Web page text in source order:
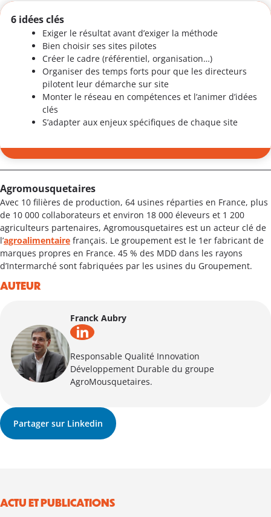
6 idées clés
Exiger le résultat avant d’exiger la méthode
Bien choisir ses sites pilotes
Créer le cadre (référentiel, organisation…)
Organiser des temps forts pour que les directeurs
pilotent leur démarche sur site
Monter le réseau en compétences et l’animer d’idées
clés
S’adapter aux enjeux spécifiques de chaque site
Agromousquetaires
Avec 10 filières de production, 64 usines réparties en France, plus
de 10 000 collaborateurs et environ 18 000 éleveurs et 1 200
agriculteurs partenaires, Agromousquetaires est un acteur clé de
l’agroalimentaire français. Le groupement est le 1er fabricant de
marques propres en France. 45 % des MDD dans les rayons
d’Intermarché sont fabriquées par les usines du Groupement.
AUTEUR
Franck Aubry
Responsable Qualité Innovation
Développement Durable du groupe
AgroMousquetaires.
Partager sur Linkedin
ACTU ET PUBLICATIONS